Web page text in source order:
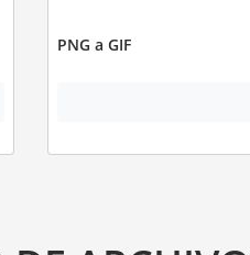
PNG a GIF